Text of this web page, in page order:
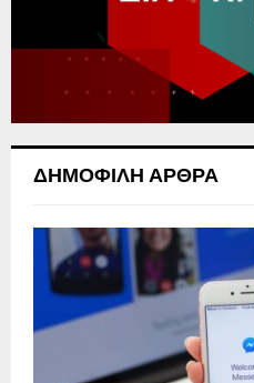
ΔΗΜΟΦΙΛΉ ΆΡΘΡΑ